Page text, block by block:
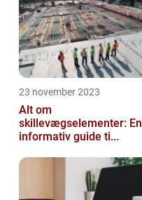
23 november 2023
Alt om
skillevægselementer: En
informativ guide ti...